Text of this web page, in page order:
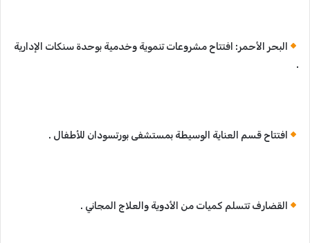
البحر الأحمر: افتتاح مشروعات تنموية وخدمية بوحدة سنكات الإدارية
.
افتتاح قسم العناية الوسيطة بمستشفى بورتسودان للأطفال .
القضارف تتسلم كميات من الأدوية والعلاج المجاني .